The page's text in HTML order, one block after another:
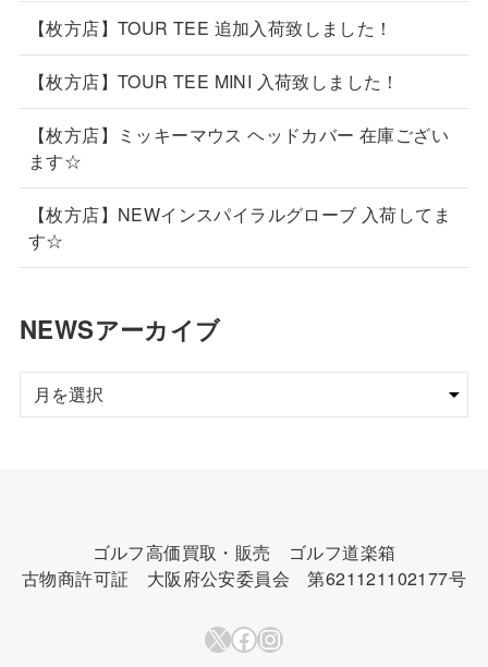
【枚方店】TOUR TEE 追加入荷致しました！
【枚方店】TOUR TEE MINI 入荷致しました！
【枚方店】ミッキーマウス ヘッドカバー 在庫ござい
ます☆
【枚方店】NEWインスパイラルグローブ 入荷してま
す☆
NEWSアーカイブ
NEWS
ア
ゴルフ高価買取・販売 ゴルフ道楽箱
古物商許可証 大阪府公安委員会 第621121102177号
X Facebook
Instagram